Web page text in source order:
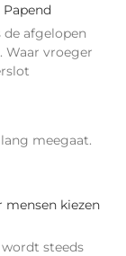
afgelopen
Waar vroeger
meegaat.
mensen kiezen
steeds